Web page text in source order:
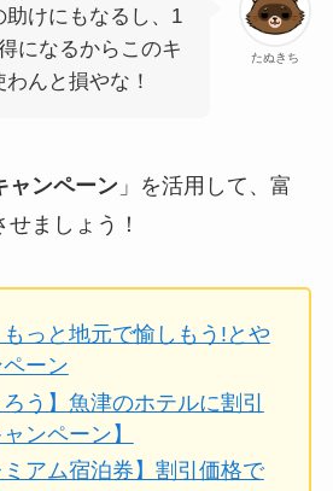
たぬきち
けにもなるし、1
になるからこのキ
んと損やな！
ャンペーン」を活用して、富
ましょう！
もっと地元で愉しもう!とや
ーン
ろう】魚津のホテルに割引
ンペーン】
ミアム宿泊券】割引価格で